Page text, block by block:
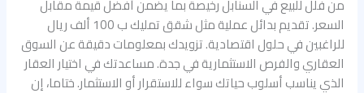
من فلل للبيع في السنابل رخيصة بما يضمن أفضل قيمة مقابل
السعر. تقديم بدائل عملية مثل شقق تمليك ب 100 ألف ريال
للراغبين في حلول اقتصادية. تزويدك بمعلومات دقيقة عن السوق
العقاري والفرص الاستثمارية في جدة. مساعدتك في اختيار العقار
الذي يناسب أسلوب حياتك سواء للاستقرار أو الاستثمار. ختاما، إن